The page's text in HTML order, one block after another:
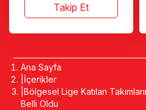
Takip Et
Ana Sayfa
İçerikler
Bölgesel Lige Katılan
Belli Oldu